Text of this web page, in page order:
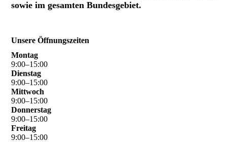
sowie im gesamten Bundesgebiet.
Unsere Öffnungszeiten
Montag
9:00–15:00
Dienstag
9:00–15:00
Mittwoch
9:00–15:00
Donnerstag
9:00–15:00
Freitag
9:00–15:00